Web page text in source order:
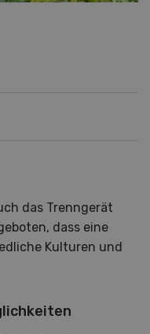
das Trenngerät
dass eine
Kulturen und